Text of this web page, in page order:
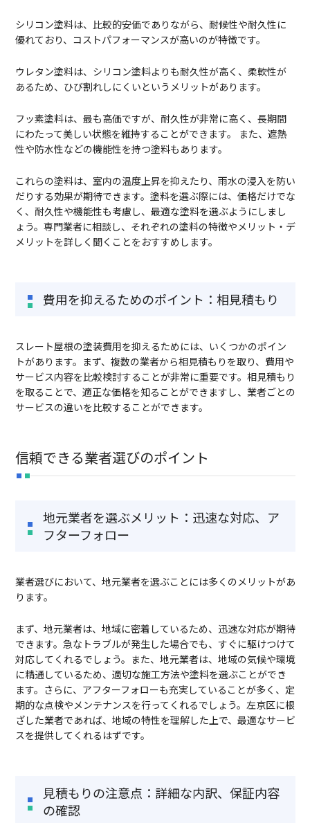
シリコン塗料は、比較的安価でありながら、耐候性や耐久性に
優れており、コストパフォーマンスが高いのが特徴です。
ウレタン塗料は、シリコン塗料よりも耐久性が高く、柔軟性が
あるため、ひび割れしにくいというメリットがあります。
フッ素塗料は、最も高価ですが、耐久性が非常に高く、長期間
にわたって美しい状態を維持することができます。 また、遮熱
性や防水性などの機能性を持つ塗料もあります。
これらの塗料は、室内の温度上昇を抑えたり、雨水の浸入を防い
だりする効果が期待できます。塗料を選ぶ際には、価格だけでな
く、耐久性や機能性も考慮し、最適な塗料を選ぶようにしまし
ょう。専門業者に相談し、それぞれの塗料の特徴やメリット・デ
メリットを詳しく聞くことをおすすめします。
費用を抑えるためのポイント：相見積もり
スレート屋根の塗装費用を抑えるためには、いくつかのポイン
トがあります。まず、複数の業者から相見積もりを取り、費用や
サービス内容を比較検討することが非常に重要です。相見積もり
を取ることで、適正な価格を知ることができますし、業者ごとの
サービスの違いを比較することができます。
信頼できる業者選びのポイント
地元業者を選ぶメリット：迅速な対応、ア
フターフォロー
業者選びにおいて、地元業者を選ぶことには多くのメリットがあ
ります。
まず、地元業者は、地域に密着しているため、迅速な対応が期待
できます。急なトラブルが発生した場合でも、すぐに駆けつけて
対応してくれるでしょう。また、地元業者は、地域の気候や環境
に精通しているため、適切な施工方法や塗料を選ぶことができ
ます。さらに、アフターフォローも充実していることが多く、定
期的な点検やメンテナンスを行ってくれるでしょう。左京区に根
ざした業者であれば、地域の特性を理解した上で、最適なサービ
スを提供してくれるはずです。
見積もりの注意点：詳細な内訳、保証内容
の確認